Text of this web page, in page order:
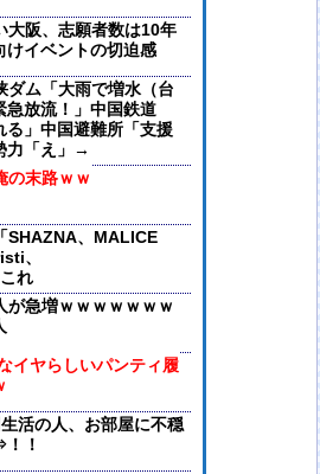
大阪、志願者数は10年
イベントの切迫感
ダム「大雨で増水（台
急放流！」中国鉄道
る」中国避難所「支援
力「え」→
の末路ｗｗ
SHAZNA、MALICE
、
れ
が急増ｗｗｗｗｗｗｗ
イヤらしいパンティ履
活の人、お部屋に不穏
！